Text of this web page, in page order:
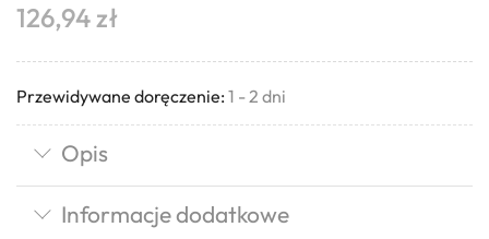
126,94zł
Przewidywane doręczenie: 1 - 2 dni
Opis
Informacje dodatkowe